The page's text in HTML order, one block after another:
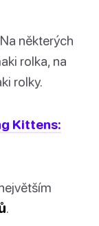
některých
rolka, na
rolky.
Kittens:
.